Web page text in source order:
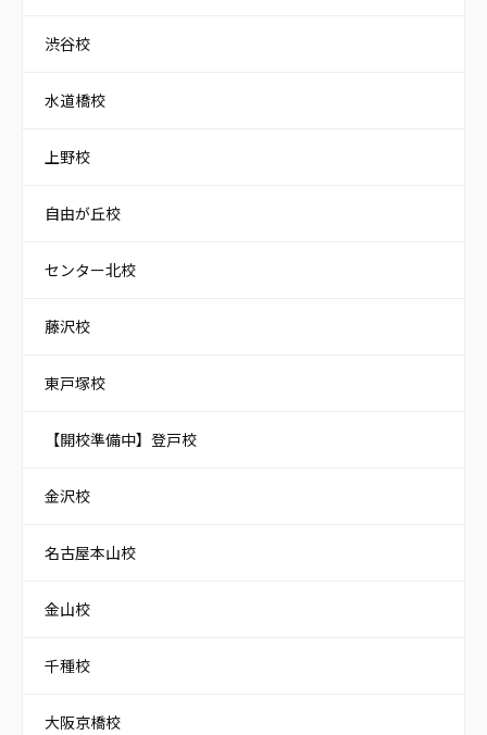
渋谷校
水道橋校
上野校
自由が丘校
センター北校
藤沢校
東戸塚校
【開校準備中】登戸校
金沢校
名古屋本山校
金山校
千種校
大阪京橋校